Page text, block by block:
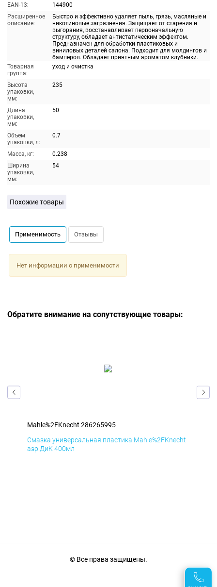
EAN-13:
144900
Расширенное
описание:
Быстро и эффективно удаляет пыль, грязь, масляные и
никотиновые загрязнения. Защищает от старения и
выгорания, восстанавливает первоначальную
структуру, обладает антистатическим эффектом.
Предназначен для обработки пластиковых и
виниловых деталей салона. Подходит для молдингов и
бамперов. Обладает приятным ароматом клубники.
Товарная
группа:
уход и очистка
Высота
упаковки,
мм:
235
Длина
упаковки,
мм:
50
Объем
упаковки, л:
0.7
Масса, кг:
0.238
Ширина
упаковки,
мм:
54
Похожие товары
Применимость Отзывы
Нет информации о применимости
Обратите внимание на сопутствующие товары:
Mahle%2FKnecht 286265995
Смазка универсальная пластика Mahle%2FKnecht
аэр ДиК 400мл
© Все права защищены.